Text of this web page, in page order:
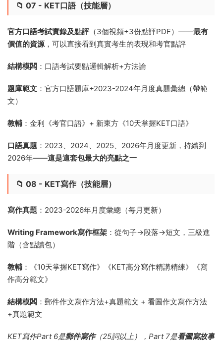
📁 07 - KET口語（技能層）
官方口語考試實錄及點評（3個視頻+3份點評PDF）——最有
價值的資源，可以直接看到真實考生的表現和考官點評
結構模闆 ：口語考試要點邏輯解析+方法論
題庫範文 ：官方口語題庫+2023-2024年月度真題彙總（帶範
文）
教輔 ：金利《考官口語》+ 新東方《10天掌握KET口語》
口語真題 ：2023、2024、2025、2026年月度更新，持續到
2026年——這是這套包最大的亮點之一
📁 08 - KET寫作（技能層）
寫作真題 ：2023-2026年月度彙總（每月更新）
Writing Framework寫作框架 ：從句子→段落→短文，三級進
階（含點讀包）
教輔 ：《10天掌握KET寫作》《KET高分寫作精講精練》《寫
作高分範文》
結構模闆 ：郵件作文寫作方法+真題範文 + 看圖作文寫作方法
+真題範文
KET寫作Part 6是郵件寫作（25詞以上），Part 7是看圖寫故事